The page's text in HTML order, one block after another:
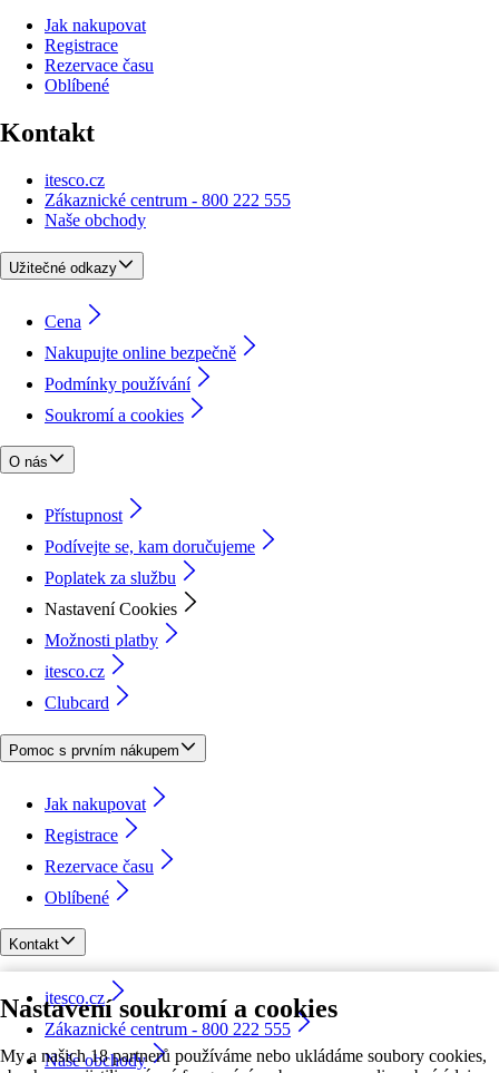
Nastavení soukromí a cookies
My a našich 18 partnerů používáme nebo ukládáme soubory cookies,
Jak nakupovat
Registrace
Rezervace času
Oblíbené
Kontakt
itesco.cz
Zákaznické centrum - 800 222 555
Naše obchody
Užitečné odkazy
Cena
Nakupujte online bezpečně
Podmínky používání
Soukromí a cookies
O nás
Přístupnost
Podívejte se, kam doručujeme
Poplatek za službu
Nastavení Cookies
Možnosti platby
itesco.cz
Clubcard
Pomoc s prvním nákupem
Jak nakupovat
Registrace
Rezervace času
Oblíbené
Kontakt
itesco.cz
Zákaznické centrum - 800 222 555
Naše obchody